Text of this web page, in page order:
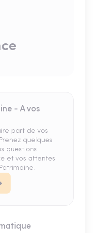
- A vos
part de vos
quelques
questions
et vos attentes